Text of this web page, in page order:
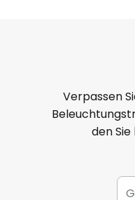
Verpassen
den